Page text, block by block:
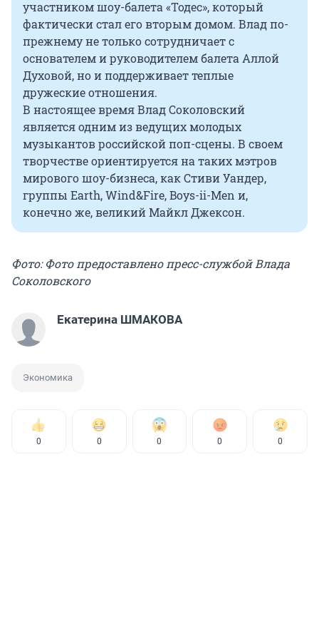
участником шоу-балета «Тодес», который
фактически стал его вторым домом. Влад по-
прежнему не только сотрудничает с
основателем и руководителем балета Аллой
Духовой, но и поддерживает теплые
дружеские отношения.
В настоящее время Влад Соколовский
является одним из ведущих молодых
музыкантов российской поп-сцены. В своем
творчестве ориентируется на таких мэтров
мирового шоу-бизнеса, как Стиви Уандер,
группы Earth, Wind&Fire, Boys-ii-Men и,
конечно же, великий Майкл Джексон.
Фото: Фото предоставлено пресс-службой Влада
Соколовского
Екатерина ШМАКОВА
Экономика
0 0 0 0 0